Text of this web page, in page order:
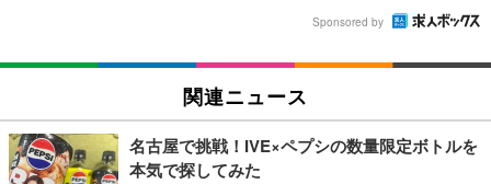
Sponsored by
関連ニュース
名古屋で挑戦！IVE×ペプシの数量限定ボトルを
本気で探してみた